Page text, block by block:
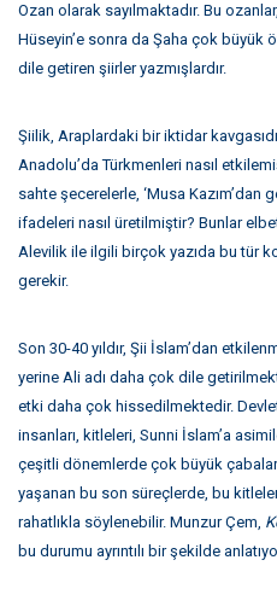
Ozan olarak sayılmaktadır. Bu
Hüseyin’e sonra da Şaha çok büyük
dile getiren şiirler yazmışlardır.
Şiilik, Araplardaki bir iktidar
Anadolu’da Türkmenleri nasıl
sahte şecerelerle, ‘Musa Kazım’dan
ifadeleri nasıl üretilmiştir? Bunlar
Alevilik ile ilgili birçok yazıda bu tür
gerekir.
Son 30-40 yıldır, Şii İslam’dan
yerine Ali adı daha çok dile
etki daha çok hissedilmektedir.
insanları, kitleleri, Sunni İslam’a
çeşitli dönemlerde çok büyük
yaşanan bu son süreçlerde, bu
rahatlıkla söylenebilir. Munzur Çem,
bu durumu ayrıntılı bir şekilde